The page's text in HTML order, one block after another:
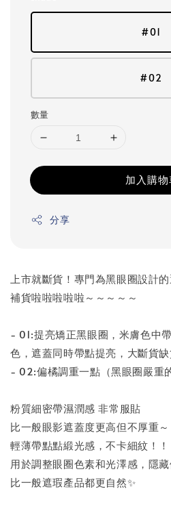
#01
#02
數量
加入購物
分享
上市就斷貨！專門為黑眼圈設計
補貨啦啦啦啦啦～～～～～
- 01:提亮矯正黑眼圈，米膚色中
色，遮蓋同時帶點提亮，大斷貨缺
- 02:偏橘調重一點（黑眼圈嚴重
粉質細密帶濕潤感 非常服貼
比一般眼影遮蓋度更高但不厚重～
輕薄帶點點緞光感，不卡細紋！！
用於調整眼圈色素和光澤感，隱
比一般遮瑕產品都更自然✨